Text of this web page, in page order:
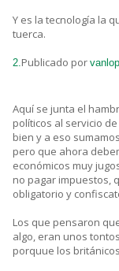
Y es la tecnología la
tuerca.
2.Publicado por vanlop
Aquí se junta el
políticos al servicio
bien y a eso
pero que ahora
económicos muy
no pagar impuestos,
obligatorio y
Los que pensaron
algo, eran unos
porquue los